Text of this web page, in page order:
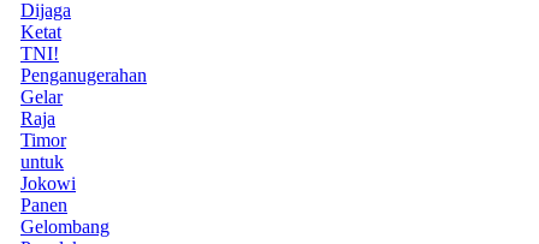
Dijaga
Ketat
TNI!
Penganugerahan
Gelar
Raja
Timor
untuk
Jokowi
Panen
Gelombang